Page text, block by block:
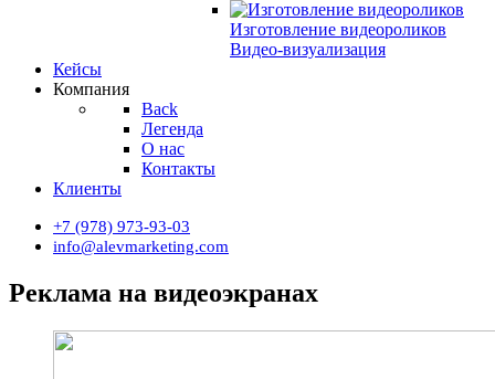
Изготовление видеороликов
Видео-визуализация
Кейсы
Компания
Back
Легенда
О нас
Контакты
Клиенты
+7 (978) 973-93-03
info@alevmarketing.com
Реклама на видеоэкранах